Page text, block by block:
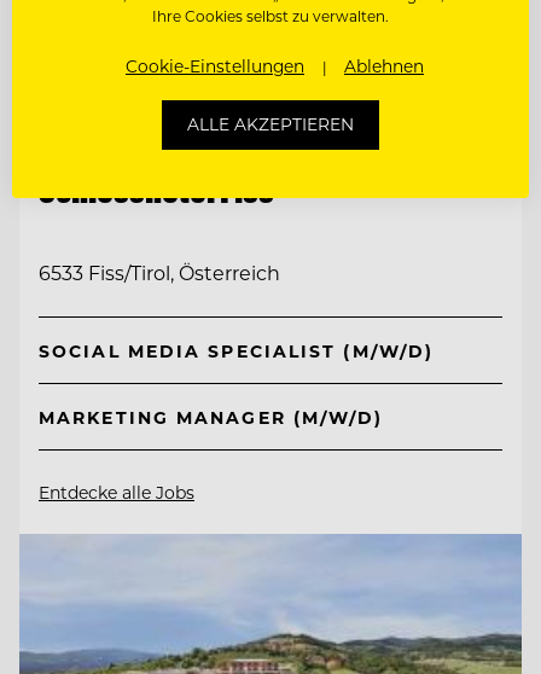
TOP ARBEITGEBER
Schlosshotel Fiss
6533 Fiss/Tirol, Österreich
SOCIAL MEDIA SPECIALIST (M/W/D)
MARKETING MANAGER (M/W/D)
Entdecke alle Jobs
Ihre Cookies selbst zu verwalten.
Cookie-Einstellungen Ablehnen
ALLE AKZEPTIEREN